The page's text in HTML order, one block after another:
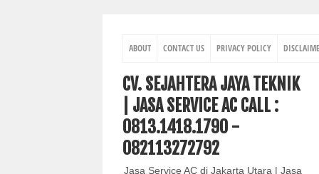
ABOUT CONTACT US PRIVACY POLICY
CV. SEJAHTERA JAYA TEKNIK
| JASA SERVICE AC CALL :
0813.1418.1790 -
082113272792
Jasa Service AC di Jakarta Utara | Jasa